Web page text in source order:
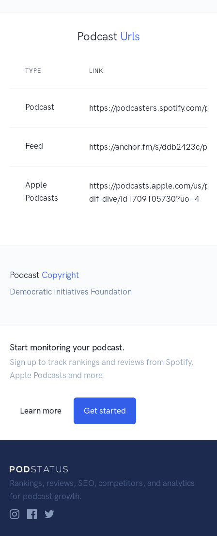
Podcast Urls
TYPE LINK
Podcast https://podcasters.spotify.com/
Feed https://anchor.fm/s/ddb2423c/
Apple
Podcasts
https://podcasts.apple.com/us/
dif-dive/id1709105730?uo=4
Podcast Copyright
Democratic Initiatives Foundation
Start monitoring your podcast.
Sign up to track rankings and reviews from Spotify,
Apple Podcasts and more.
Learn more Get started
Rankings, reviews, SEO, competitors, and analytics
for podcast growth.